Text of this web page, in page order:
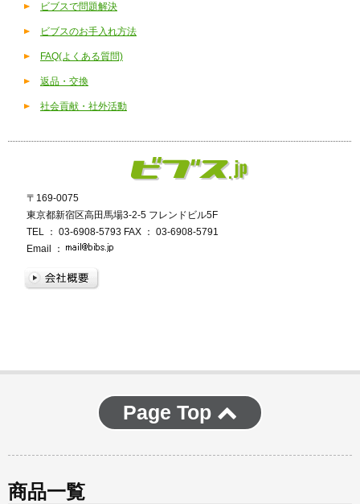
ビブスで問題解決
ビブスのお手入れ方法
FAQ(よくある質問)
返品・交換
社会貢献・社外活動
〒169‐0075
東京都新宿区高田馬場3-2-5 フレンドビル5F
TEL ： 03-6908-5793 FAX ： 03-6908-5791
Email ：
Page Top
商品一覧